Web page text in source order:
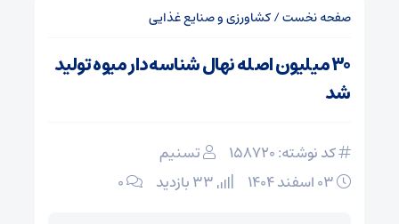
صفحه نخست/کشاورزی و صنایع غذایی
۳۰ میلیون اصله نهال شناسه‌دار میوه تولید
شد
کد نوشته: 158720
تسنیم
۰